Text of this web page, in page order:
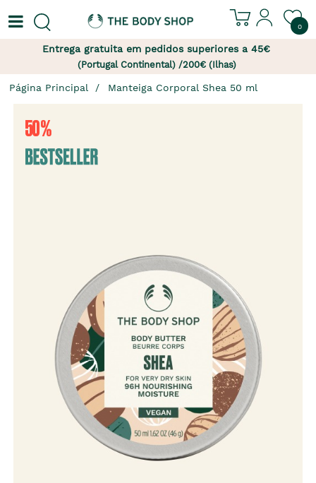
0
Entrega gratuita em pedidos superiores a 45€
(Portugal Continental) /200€ (Ilhas)
Página Principal Manteiga Corporal Shea 50 ml